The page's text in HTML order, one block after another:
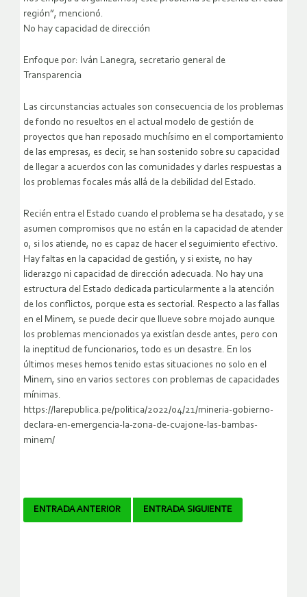
región”, mencionó.
No hay capacidad de dirección
Enfoque por: Iván Lanegra, secretario general de
Transparencia
Las circunstancias actuales son consecuencia de los problemas
de fondo no resueltos en el actual modelo de gestión de
proyectos que han reposado muchísimo en el comportamiento
de las empresas, es decir, se han sostenido sobre su capacidad
de llegar a acuerdos con las comunidades y darles respuestas a
los problemas focales más allá de la debilidad del Estado.
Recién entra el Estado cuando el problema se ha desatado, y se
asumen compromisos que no están en la capacidad de atender
o, si los atiende, no es capaz de hacer el seguimiento efectivo.
Hay faltas en la capacidad de gestión, y si existe, no hay
liderazgo ni capacidad de dirección adecuada. No hay una
estructura del Estado dedicada particularmente a la atención
de los conflictos, porque esta es sectorial. Respecto a las fallas
en el Minem, se puede decir que llueve sobre mojado aunque
los problemas mencionados ya existían desde antes, pero con
la ineptitud de funcionarios, todo es un desastre. En los
últimos meses hemos tenido estas situaciones no solo en el
Minem, sino en varios sectores con problemas de capacidades
mínimas.
https://larepublica.pe/politica/2022/04/21/mineria-gobierno-
declara-en-emergencia-la-zona-de-cuajone-las-bambas-
minem/
Navegador
ENTRADA ANTERIOR ENTRADA SIGUIENTE